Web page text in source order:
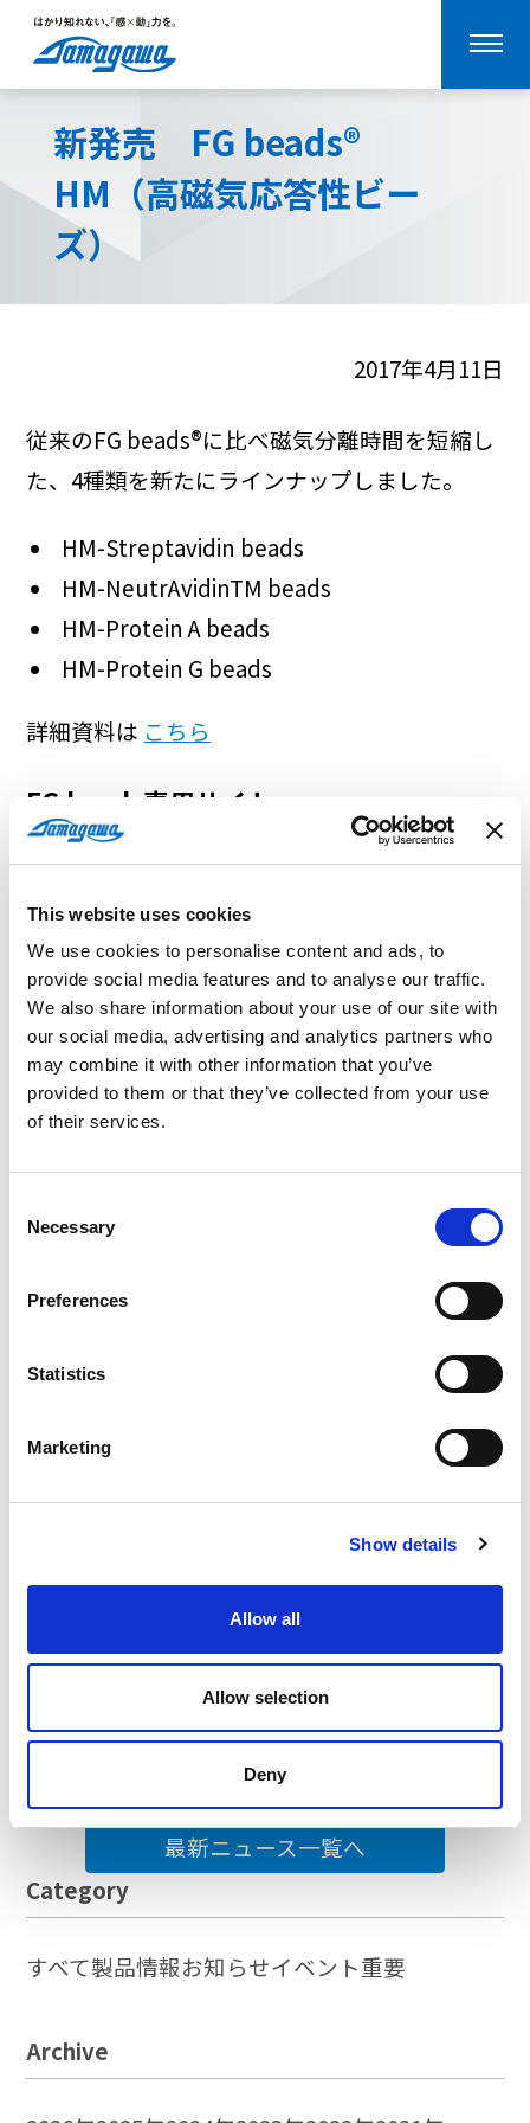
This website uses cookies
We use cookies to personalise content and ads, to
provide social media features and to analyse our traffic.
We also share information about your use of our site with
our social media, advertising and analytics partners who
may combine it with other information that you’ve
provided to them or that they’ve collected from your use
of their services.
Selection
Necessary
Preferences
Statistics
Marketing
Show details
Allow all
Allow selection
Deny
JP EN
ホーム>ニュース>2017年
新発売 FG beads® HM（高磁気応答性ビーズ）
新発売 FG beads®
HM（高磁気応答性ビー
ズ）
Category
すべて製品情報お知らせイベント重要
Archive
2017年4月11日
従来のFG beads®に比べ磁気分離時間を短縮し
た、4種類を新たにラインナップしました。
HM-Streptavidin beads
HM-NeutrAvidinTM beads
HM-Protein A beads
HM-Protein G beads
詳細資料は こちら
FG beads専用サイト
http://fgb.tamagawa-seiki.com/index.html
NeutrAvidinTMはThermo Fisher Scientific,
Inc. およびその関連会社の商標です。
最新のニュース
スペースデブリ低減に向けた実証用装置
「ＨＯＲＮ」 に 多摩川精機のモータが搭載
イベント 2026-07-30
八戸事業所の「多摩川夏祭り」を開きまし
た
夏季休業のお知らせ【7月25日（土）～28日
（火）、8月11日（火）～16日（日）】
最新ニュース一覧へ